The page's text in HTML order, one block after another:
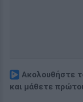
Ακολουθήστε
και μάθετε